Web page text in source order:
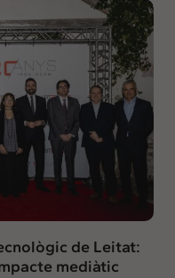
de Leitat:
mediàtic